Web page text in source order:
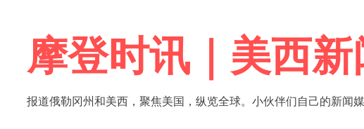
content摩登时讯｜美西新
报道俄勒冈州和美西，聚焦美国，纵览全球。小伙伴们自己的新闻